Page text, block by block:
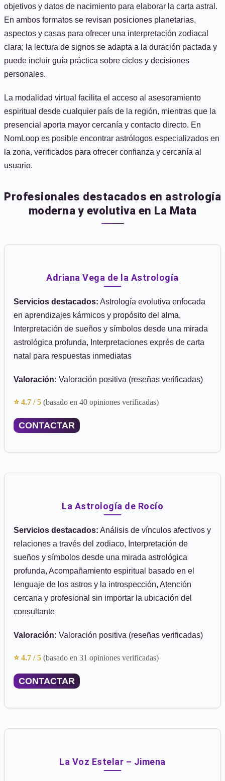
objetivos y datos de nacimiento para elaborar la carta astral.
En ambos formatos se revisan posiciones planetarias,
aspectos y casas para ofrecer una interpretación zodiacal
clara; la lectura de signos se adapta a la duración pactada y
puede incluir guía práctica sobre ciclos y decisiones
personales.
La modalidad virtual facilita el acceso al asesoramiento
espiritual desde cualquier país de la región, mientras que la
presencial aporta mayor cercanía y contacto directo. En
NomLoop es posible encontrar astrólogos especializados en
la zona, verificados para ofrecer confianza y cercanía al
usuario.
Profesionales destacados en astrología
moderna y evolutiva en La Mata
Adriana Vega de la Astrología
Servicios destacados: Astrología evolutiva enfocada
en aprendizajes kármicos y propósito del alma,
Interpretación de sueños y símbolos desde una mirada
astrológica profunda, Interpretaciones exprés de carta
natal para respuestas inmediatas
Valoración: Valoración positiva (reseñas verificadas)
⭐ 4.7 / 5 (basado en 40 opiniones verificadas)
CONTACTAR
La Astrología de Rocío
Servicios destacados: Análisis de vínculos afectivos y
relaciones a través del zodiaco, Interpretación de
sueños y símbolos desde una mirada astrológica
profunda, Acompañamiento espiritual basado en el
lenguaje de los astros y la introspección, Atención
cercana y profesional sin importar la ubicación del
consultante
Valoración: Valoración positiva (reseñas verificadas)
⭐ 4.7 / 5 (basado en 31 opiniones verificadas)
CONTACTAR
La Voz Estelar – Jimena